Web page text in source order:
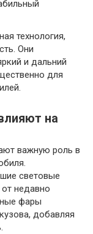
технология,
Они
и дальний
для
на
важную роль в
световые
от недавно
фары
добавляя